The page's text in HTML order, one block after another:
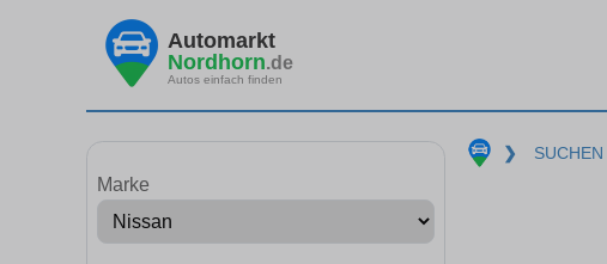
Automarkt
Nordhorn.de
Autos einfach finden
Marke
❯ SUCHEN